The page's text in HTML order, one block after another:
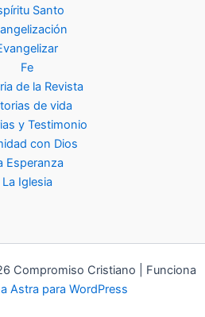
Santo
Fe
de la Revista
de vida
y Testimonio
con Dios
Esperanza
La Iglesia
Compromiso Cristiano | Funciona
Astra para WordPress